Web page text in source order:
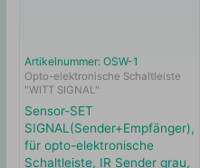
Artikelnummer: OSW-1
Opto-elektronische Schaltleiste
"WITT SIGNAL"
Sensor-SET
SIGNAL(Sender+Empfänger),
für opto-elektronische
Schaltleiste, IR Sender grau,